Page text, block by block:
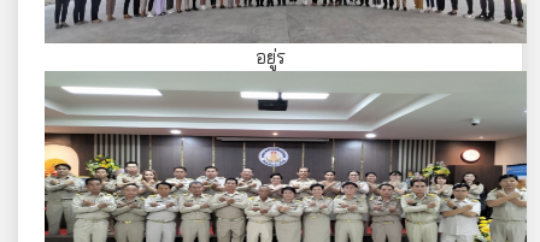
อยู่ร